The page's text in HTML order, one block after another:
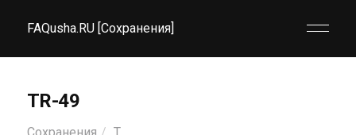
FAQusha.RU [Сохранения]
TR-49